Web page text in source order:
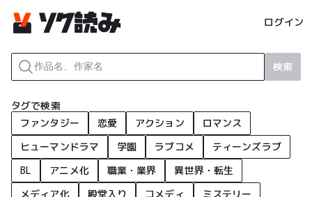
ログイン
検索
タグで検索
ファンタジー
恋愛 アクション
ロマンス
ヒューマンドラマ
学園 ラブコメ
ティーンズラブ
BL
アニメ化 職業・業界
異世界・転生
メディア化
殿堂入り コメディ
ミステリー